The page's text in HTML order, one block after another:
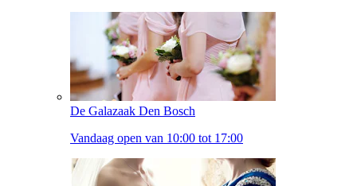
De Galazaak Den Bosch
Vandaag open van 10:00 tot 17:00